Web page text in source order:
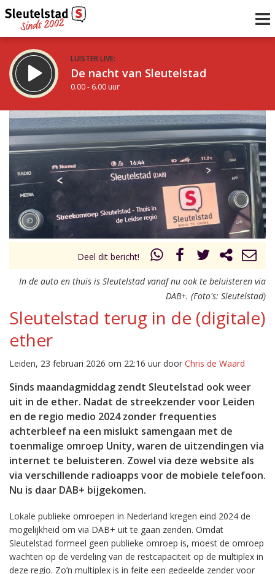
LUISTER LIVE:
De nacht van Sleutelstad
0.00 - 6.00 uur
STRAKS:
De ochtend van Sleutelstad
6.00 - 12.00 uur
Vorig uur
uur 1 van 0 Volgend uur
Deel dit bericht!
In de auto en thuis is Sleutelstad vanaf nu ook te beluisteren via
DAB+. (Foto's: Sleutelstad)
Sleutelstad terug in de (digitale)
ether
Leiden, 23 februari 2026 om 22:16 uur door Chris de Waard
Sinds maandagmiddag zendt Sleutelstad ook weer
uit in de ether. Nadat de streekzender voor Leiden
en de regio medio 2024 zonder frequenties
achterbleef na een mislukt samengaan met de
toenmalige omroep Unity, waren de uitzendingen via
internet te beluisteren. Zowel via deze website als
via verschillende radioapps voor de mobiele telefoon.
Nu is daar DAB+ bijgekomen.
Lokale publieke omroepen in Nederland kregen eind 2024 de
mogelijkheid om via DAB+ uit te gaan zenden. Omdat
Sleutelstad formeel geen publieke omroep is, moest de omroep
wachten op de verdeling van de restcapaciteit op de multiplex in
deze regio. Zo’n multiplex is in feite een gedeelde zender voor